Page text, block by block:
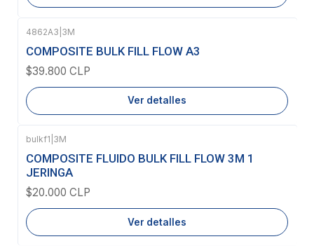
Agotado
4862A3 3M
COMPOSITE BULK FILL FLOW A3
$39.800 CLP
Ver detalles
Agotado
bulkf1 3M
COMPOSITE FLUIDO BULK FILL FLOW 3M 1
JERINGA
$20.000 CLP
Ver detalles